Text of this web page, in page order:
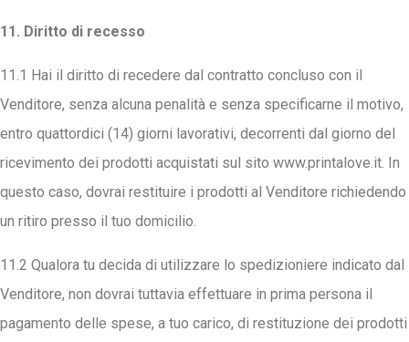
11. Diritto di recesso
11.1 Hai il diritto di recedere dal contratto concluso con il
Venditore, senza alcuna penalità e senza specificarne il motivo,
entro quattordici (14) giorni lavorativi, decorrenti dal giorno del
ricevimento dei prodotti acquistati sul sito www.printalove.it. In
questo caso, dovrai restituire i prodotti al Venditore richiedendo
un ritiro presso il tuo domicilio.
11.2 Qualora tu decida di utilizzare lo spedizioniere indicato dal
Venditore, non dovrai tuttavia effettuare in prima persona il
pagamento delle spese, a tuo carico, di restituzione dei prodotti